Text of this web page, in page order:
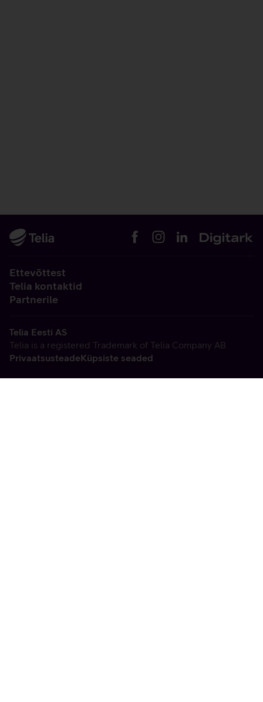
Ettevõttest
Telia kontaktid
Partnerile
Telia Eesti AS
Telia is a registered Trademark of Telia Company AB
PrivaatsusteadeKüpsiste seaded